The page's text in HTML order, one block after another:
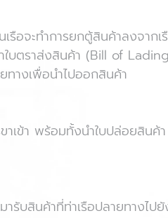
รือจะทำการยกตู้สินค้าลงจา
ใบตราส่งสินค้า (Bill of
างเพื่อนำไปออกสินค้า
าเข้า พร้อมทั้งนำใบปล่อยสิ
ารับสินค้าที่ท่าเรือปลายทางไ